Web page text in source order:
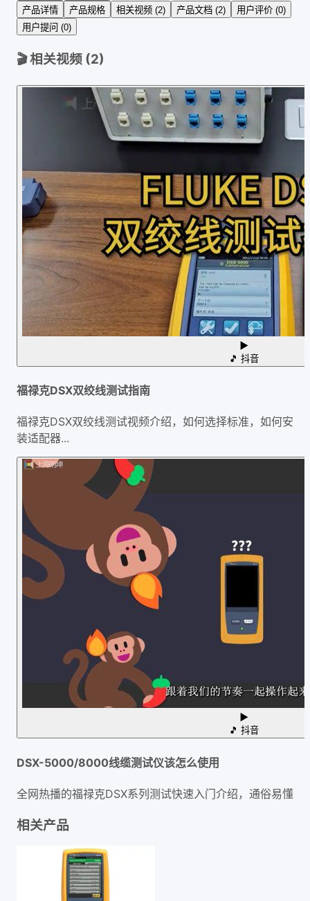
产品详情 产品规格 相关视频 (2) 产品文档 (2)
用户评价 (0)
用户提问 (0)
🎬 相关视频 (2)
▶
🎵 抖音
福禄克DSX双绞线测试指南
福禄克DSX双绞线测试视频介绍，如何选择标准，如何安
装适配器...
▶
🎵 抖音
DSX-5000/8000线缆测试仪该怎么使用
全网热播的福禄克DSX系列测试快速入门介绍，通俗易懂
相关产品